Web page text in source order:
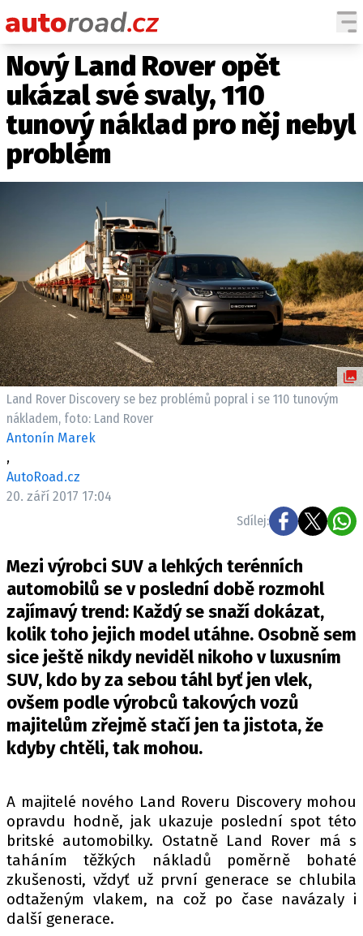
AUTA
TESTY AUT
NOVINKY
HISTORIE
ZAJÍMAVOSTI
TECHNIKA
EKONOMIKA
ČESKÝ TRH
TUNING
PROFI
ELEKTRO
NOVINKY ZE SVĚTA EV
TISKOVKY
ROZHOVORY
DAKAR
Z DOMOVA
ZE SVĚTA
MOTORSPORT
PIT LANE
ČEŠI V AKCI
MEZINÁRODNÍ SCÉNA
SLEDUJTE NÁS NA|
Máte příběh, fotku nebo video?
Pošlete e-mail na autoroad.cz
Nový Land Rover opět
ukázal své svaly, 110
tunový náklad pro něj nebyl
problém
Land Rover Discovery se bez problémů popral i se 110 tunovým
nákladem, foto: Land Rover
Antonín Marek
,
AutoRoad.cz
20. září 2017 17:04
Sdílej:
Mezi výrobci SUV a lehkých terénních
automobilů se v poslední době rozmohl
zajímavý trend: Každý se snaží dokázat,
kolik toho jejich model utáhne. Osobně sem
sice ještě nikdy neviděl nikoho v luxusním
SUV, kdo by za sebou táhl byť jen vlek,
ovšem podle výrobců takových vozů
majitelům zřejmě stačí jen ta jistota, že
kdyby chtěli, tak mohou.
A majitelé nového Land Roveru Discovery mohou
opravdu hodně, jak ukazuje poslední spot této
britské automobilky. Ostatně Land Rover má s
taháním těžkých nákladů poměrně bohaté
zkušenosti, vždyť už první generace se chlubila
odtaženým vlakem, na což po čase navázaly i
další generace.